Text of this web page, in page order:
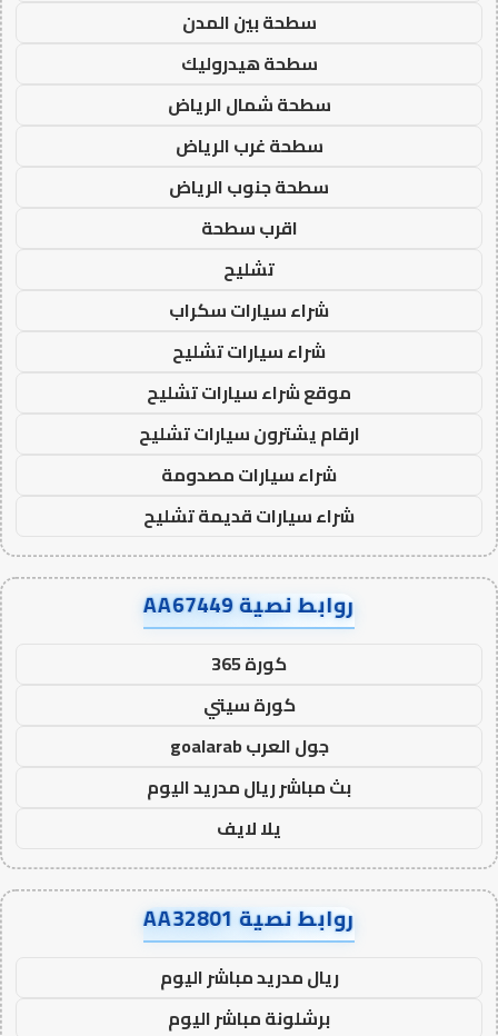
سطحة بين المدن
سطحة هيدروليك
سطحة شمال الرياض
سطحة غرب الرياض
سطحة جنوب الرياض
اقرب سطحة
تشليح
شراء سيارات سكراب
شراء سيارات تشليح
موقع شراء سيارات تشليح
ارقام يشترون سيارات تشليح
شراء سيارات مصدومة
شراء سيارات قديمة تشليح
روابط نصية AA67449
كورة 365
كورة سيتي
جول العرب goalarab
بث مباشر ريال مدريد اليوم
يلا لايف
روابط نصية AA32801
ريال مدريد مباشر اليوم
برشلونة مباشر اليوم